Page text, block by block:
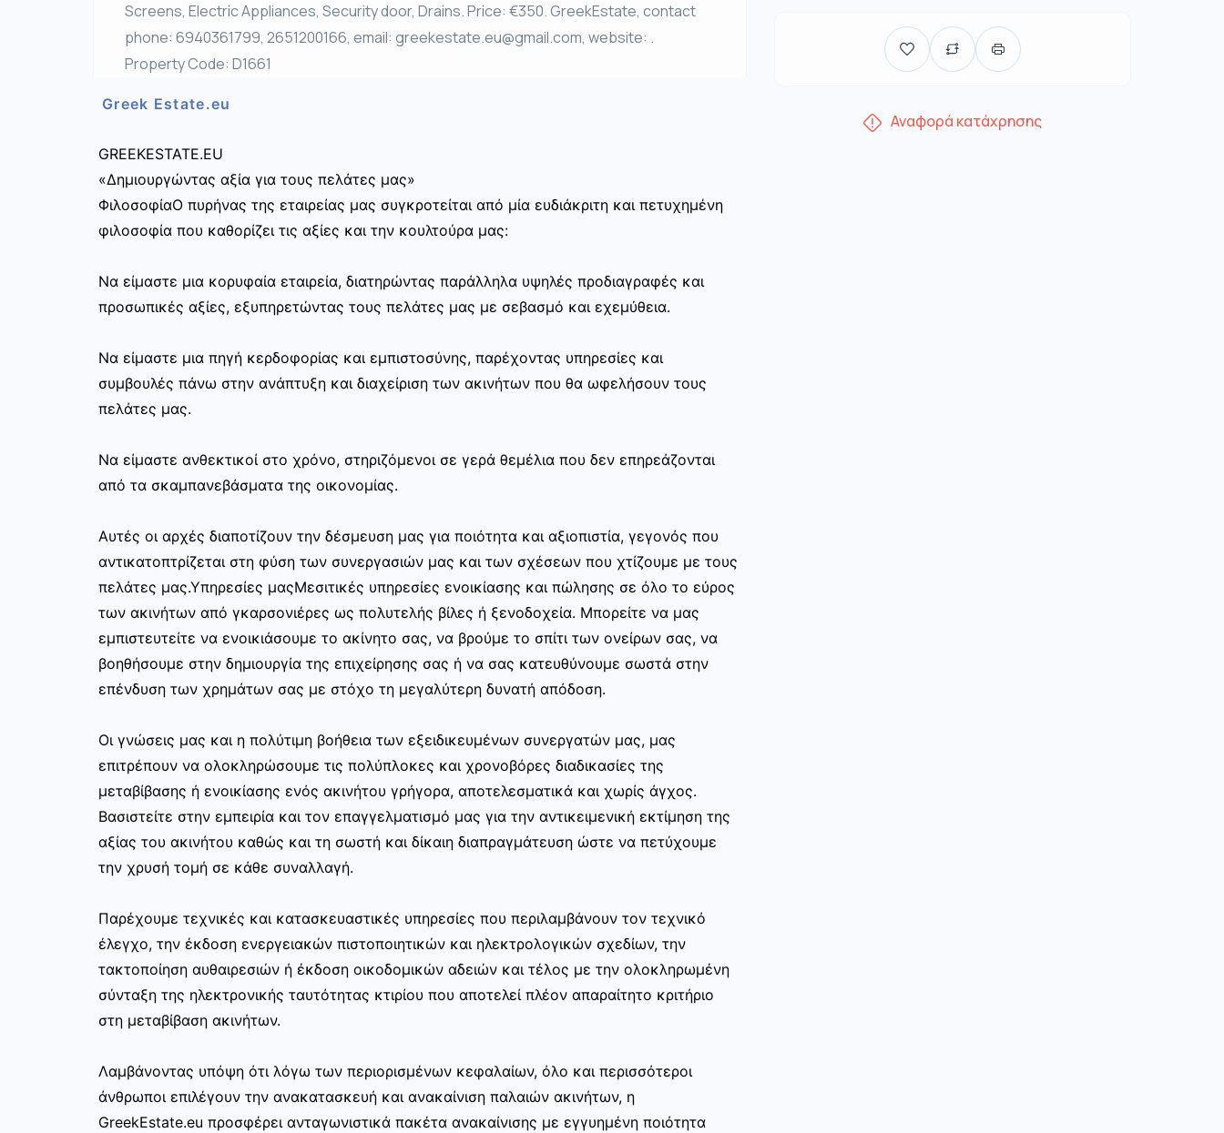
Screens, Electric Appliances, Security door, Drains. Price: €350. GreekEstate, contact
phone: 6940361799, 2651200166, email: greekestate.eu@gmail.com, website: .
Property Code: D1661
Greek Estate.eu
GREEKESTATE.EU
«Δημιουργώντας αξία για τους πελάτες μας»
ΦιλοσοφίαΟ πυρήνας της εταιρείας μας συγκροτείται από μία ευδιάκριτη και πετυχημένη
φιλοσοφία που καθορίζει τις αξίες και την κουλτούρα μας:
Να είμαστε μια κορυφαία εταιρεία, διατηρώντας παράλληλα υψηλές προδιαγραφές και
προσωπικές αξίες, εξυπηρετώντας τους πελάτες μας με σεβασμό και εχεμύθεια.
Να είμαστε μια πηγή κερδοφορίας και εμπιστοσύνης, παρέχοντας υπηρεσίες και
συμβουλές πάνω στην ανάπτυξη και διαχείριση των ακινήτων που θα ωφελήσουν τους
πελάτες μας.
Να είμαστε ανθεκτικοί στο χρόνο, στηριζόμενοι σε γερά θεμέλια που δεν επηρεάζονται
από τα σκαμπανεβάσματα της οικονομίας.
Αυτές οι αρχές διαποτίζουν την δέσμευση μας για ποιότητα και αξιοπιστία, γεγονός που
αντικατοπτρίζεται στη φύση των συνεργασιών μας και των σχέσεων που χτίζουμε με τους
πελάτες μας.Υπηρεσίες μαςΜεσιτικές υπηρεσίες ενοικίασης και πώλησης σε όλο το εύρος
των ακινήτων από γκαρσονιέρες ως πολυτελής βίλες ή ξενοδοχεία. Μπορείτε να μας
εμπιστευτείτε να ενοικιάσουμε το ακίνητο σας, να βρούμε το σπίτι των ονείρων σας, να
βοηθήσουμε στην δημιουργία της επιχείρησης σας ή να σας κατευθύνουμε σωστά στην
επένδυση των χρημάτων σας με στόχο τη μεγαλύτερη δυνατή απόδοση.
Οι γνώσεις μας και η πολύτιμη βοήθεια των εξειδικευμένων συνεργατών μας, μας
επιτρέπουν να ολοκληρώσουμε τις πολύπλοκες και χρονοβόρες διαδικασίες της
μεταβίβασης ή ενοικίασης ενός ακινήτου γρήγορα, αποτελεσματικά και χωρίς άγχος.
Βασιστείτε στην εμπειρία και τον επαγγελματισμό μας για την αντικειμενική εκτίμηση της
αξίας του ακινήτου καθώς και τη σωστή και δίκαιη διαπραγμάτευση ώστε να πετύχουμε
την χρυσή τομή σε κάθε συναλλαγή.
Παρέχουμε τεχνικές και κατασκευαστικές υπηρεσίες που περιλαμβάνουν τον τεχνικό
έλεγχο, την έκδοση ενεργειακών πιστοποιητικών και ηλεκτρολογικών σχεδίων, την
τακτοποίηση αυθαιρεσιών ή έκδοση οικοδομικών αδειών και τέλος με την ολοκληρωμένη
σύνταξη της ηλεκτρονικής ταυτότητας κτιρίου που αποτελεί πλέον απαραίτητο κριτήριο
στη μεταβίβαση ακινήτων.
Λαμβάνοντας υπόψη ότι λόγω των περιορισμένων κεφαλαίων, όλο και περισσότεροι
άνθρωποι επιλέγουν την ανακατασκευή και ανακαίνιση παλαιών ακινήτων, η
GreekEstate.eu προσφέρει ανταγωνιστικά πακέτα ανακαίνισης με εγγυημένη ποιότητα
Αναφορά κατάχρησης